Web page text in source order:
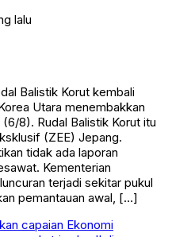
lalu
Balistik Korut kembali
Utara menembakkan
8). Rudal Balistik Korut itu
(ZEE) Jepang.
tidak ada laporan
Kementerian
terjadi sekitar pukul
pemantauan awal, […]